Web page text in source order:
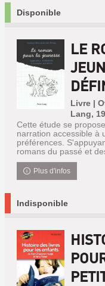
Disponible
LE
Livre |
Lang,
Cette étude se
narration accessible à
préférences.
romans du passé et
Plus d'infos
Indisponible